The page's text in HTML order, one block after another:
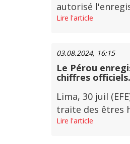
autorisé
Lire l'article
03.08.2024, 16:15
Le Pérou
chiffres officiels.
Lima, 30 juil
traite des êtres
Lire l'article